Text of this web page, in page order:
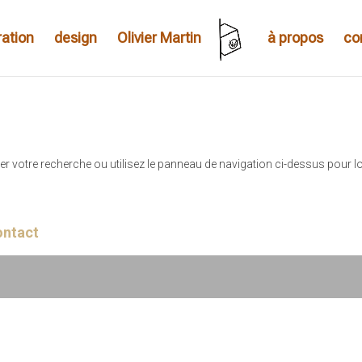
design Olivier Martin à propos
votre recherche ou utilisez le panneau de navigation ci-dessus pour